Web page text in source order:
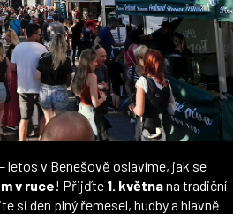
letos v Benešově oslavíme, jak se
v ruce! Přijďte 1. květnana tradiční
si den plný řemesel, hudby a hlavně